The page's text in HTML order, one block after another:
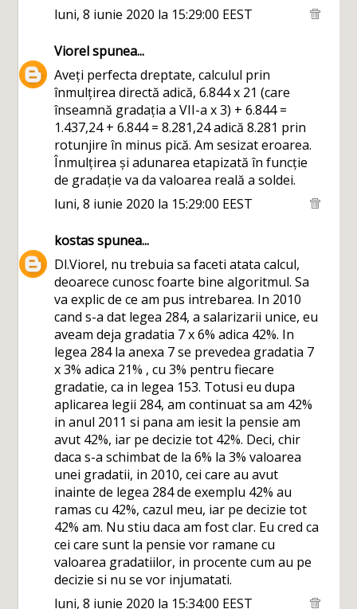
luni, 8 iunie 2020 la 15:29:00 EEST
Viorelspunea...
Aveți perfecta dreptate, calculul prin
înmulțirea directă adică, 6.844 x 21 (care
înseamnă gradația a VII-a x 3) + 6.844 =
1.437,24 + 6.844 = 8.281,24 adică 8.281 prin
rotunjire în minus pică. Am sesizat eroarea.
Înmulțirea și adunarea etapizată în funcție
de gradație va da valoarea reală a soldei.
luni, 8 iunie 2020 la 15:29:00 EEST
kostasspunea...
Dl.Viorel, nu trebuia sa faceti atata calcul,
deoarece cunosc foarte bine algoritmul. Sa
va explic de ce am pus intrebarea. In 2010
cand s-a dat legea 284, a salarizarii unice, eu
aveam deja gradatia 7 x 6% adica 42%. In
legea 284 la anexa 7 se prevedea gradatia 7
x 3% adica 21% , cu 3% pentru fiecare
gradatie, ca in legea 153. Totusi eu dupa
aplicarea legii 284, am continuat sa am 42%
in anul 2011 si pana am iesit la pensie am
avut 42%, iar pe decizie tot 42%. Deci, chir
daca s-a schimbat de la 6% la 3% valoarea
unei gradatii, in 2010, cei care au avut
inainte de legea 284 de exemplu 42% au
ramas cu 42%, cazul meu, iar pe decizie tot
42% am. Nu stiu daca am fost clar. Eu cred ca
cei care sunt la pensie vor ramane cu
valoarea gradatiilor, in procente cum au pe
decizie si nu se vor injumatati.
luni, 8 iunie 2020 la 15:34:00 EEST